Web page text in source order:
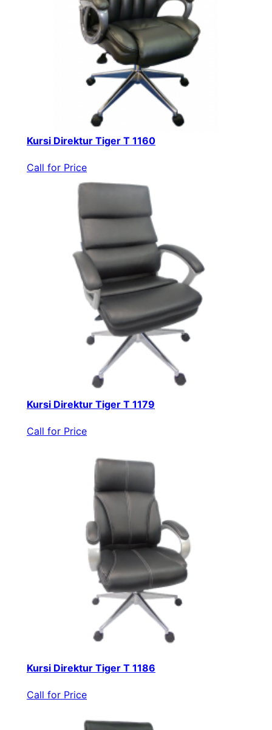
Kursi Direktur Tiger T 1160
Call for Price
Kursi Direktur Tiger T 1179
Call for Price
Kursi Direktur Tiger T 1186
Call for Price